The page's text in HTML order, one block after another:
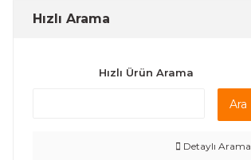
Hızlı Arama
Hızlı Ürün Arama
Ara
Detaylı Arama